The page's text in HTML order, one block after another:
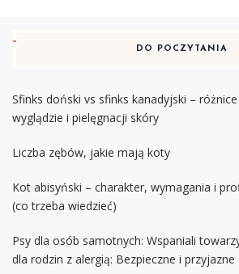
DO POCZYTANIA
Sfinks doński vs sfinks kanadyjski –
wyglądzie i pielęgnacji skóry
Liczba zębów, jakie mają koty
Kot abisyński – charakter, wymagania i
(co trzeba wiedzieć)
Psy dla osób samotnych: Wspaniali
dla rodzin z alergią: Bezpieczne i